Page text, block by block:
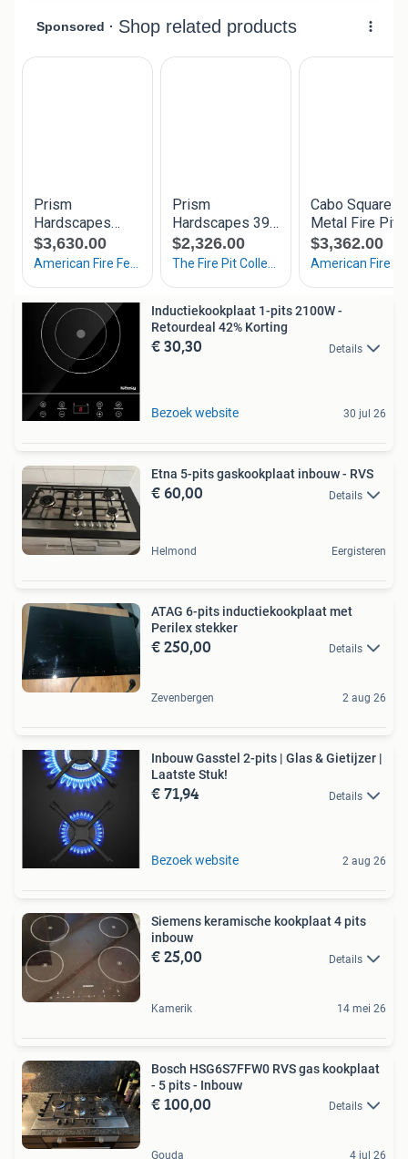
Inductiekookplaat 1-pits 2100W -
Retourdeal 42% Korting
€ 30,30 Details
Bezoek website 30 jul 26
Etna 5-pits gaskookplaat inbouw - RVS
€ 60,00 Details
Helmond Eergisteren
ATAG 6-pits inductiekookplaat met
Perilex stekker
€ 250,00 Details
Zevenbergen 2 aug 26
Inbouw Gasstel 2-pits | Glas & Gietijzer |
Laatste Stuk!
€ 71,94 Details
Bezoek website 2 aug 26
Siemens keramische kookplaat 4 pits
inbouw
€ 25,00 Details
Kamerik 14 mei 26
Bosch HSG6S7FFW0 RVS gas kookplaat
- 5 pits - Inbouw
€ 100,00 Details
Gouda 4 jul 26